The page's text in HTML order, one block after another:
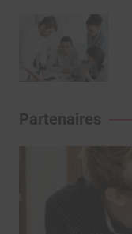
Partenaires